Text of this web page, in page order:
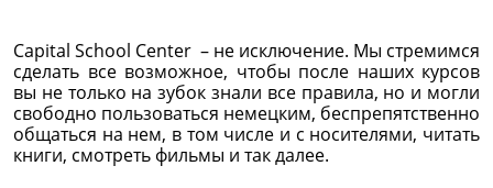
Capital School Center – не исключение. Мы стремимся
сделать все возможное, чтобы после наших курсов
вы не только на зубок знали все правила, но и могли
свободно пользоваться немецким, беспрепятственно
общаться на нем, в том числе и с носителями, читать
книги, смотреть фильмы и так далее.